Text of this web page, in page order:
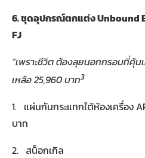
6.ชุดอุปกรณ์ตกแต่งUnbound
FJ
“เพราะชีวิต ต้องลุยนอกกรอบที่คุ้น
เหลือ25,960บาท3
1. แผ่นกันกระแทกใต้ห้องเครื่
บาท
2. สน็อกเกิล รา